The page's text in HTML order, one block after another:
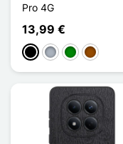
Pro 4G
13,99 €
PretoCinzento
VerdeCastanho